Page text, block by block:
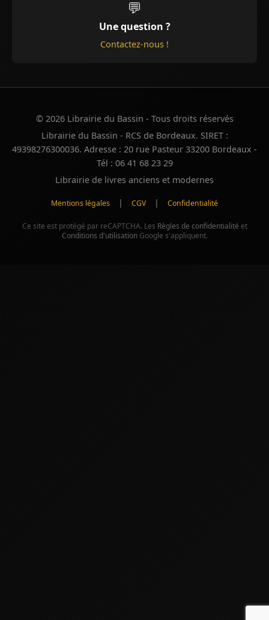
💬
Une question ?
Contactez-nous !
© 2026 Librairie du Bassin - Tous droits réservés
Librairie du Bassin - RCS de Bordeaux. SIRET :
49398276300036. Adresse : 20 rue Pasteur 33200 Bordeaux -
Tél : 06 41 68 23 29
Librairie de livres anciens et modernes
Mentions légales | CGV | Confidentialité
Ce site est protégé par reCAPTCHA. Les Règles de confidentialité et
Conditions d'utilisationGoogle s'appliquent.